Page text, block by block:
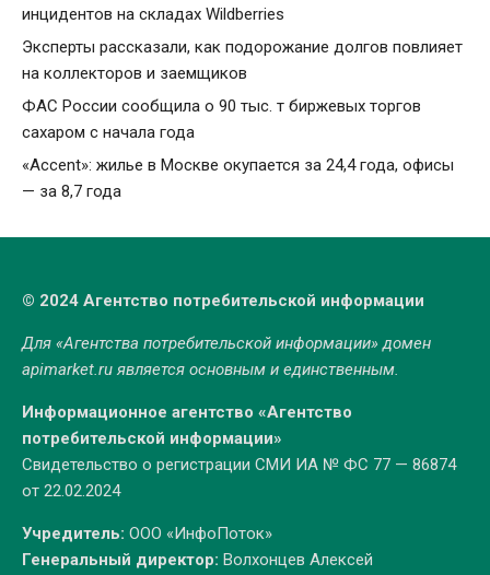
инцидентов на складах Wildberries
Эксперты рассказали, как подорожание долгов повлияет
на коллекторов и заемщиков
ФАС России сообщила о 90 тыс. т биржевых торгов
сахаром с начала года
«Accent»: жилье в Москве окупается за 24,4 года, офисы
— за 8,7 года
© 2024 Агентство потребительской информации
Для «Агентства потребительской информации» домен
apimarket.ruявляется основным и единственным.
Информационное агентство «Агентство
потребительской информации»
Свидетельство о регистрации СМИ ИА № ФС 77 — 86874
от 22.02.2024
Учредитель: ООО «ИнфоПоток»
Генеральный директор: Волхонцев Алексей